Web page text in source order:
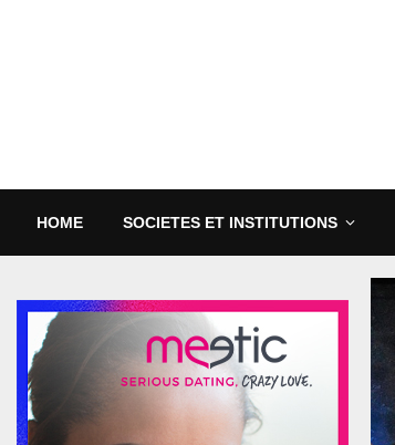
HOME SOCIETES ET INSTITUTIONS